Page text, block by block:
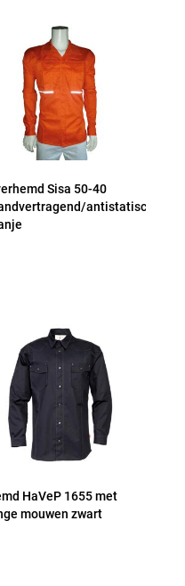
Sisa 50-40
antistatisch
HaVeP 1655 met
mouwen zwart